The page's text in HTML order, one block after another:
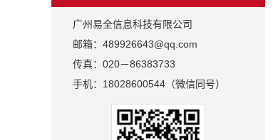
广州易全信息科技有限公司
邮箱：489926643@qq.com
传真：020－86383733
手机：18028600544（微信同号）